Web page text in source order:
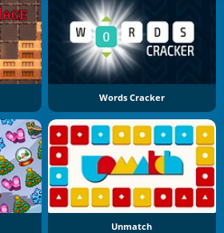
Words Cracker
Unmatch